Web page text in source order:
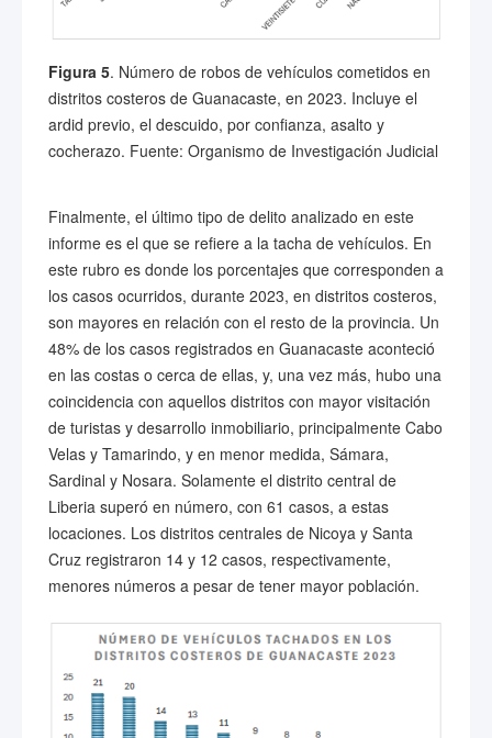
Figura 5. Número de robos de vehículos cometidos en
distritos costeros de Guanacaste, en 2023. Incluye el
ardid previo, el descuido, por confianza, asalto y
cocherazo. Fuente: Organismo de Investigación Judicial
Finalmente, el último tipo de delito analizado en este
informe es el que se refiere a la tacha de vehículos. En
este rubro es donde los porcentajes que corresponden a
los casos ocurridos, durante 2023, en distritos costeros,
son mayores en relación con el resto de la provincia. Un
48% de los casos registrados en Guanacaste aconteció
en las costas o cerca de ellas, y, una vez más, hubo una
coincidencia con aquellos distritos con mayor visitación
de turistas y desarrollo inmobiliario, principalmente Cabo
Velas y Tamarindo, y en menor medida, Sámara,
Sardinal y Nosara. Solamente el distrito central de
Liberia superó en número, con 61 casos, a estas
locaciones. Los distritos centrales de Nicoya y Santa
Cruz registraron 14 y 12 casos, respectivamente,
menores números a pesar de tener mayor población.